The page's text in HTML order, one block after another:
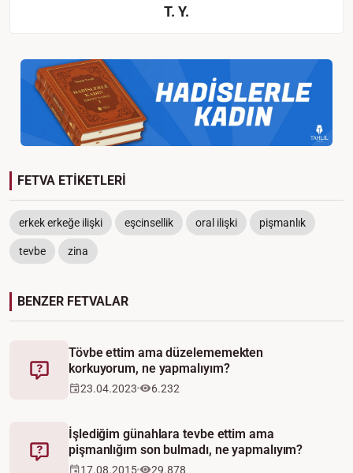
T. Y.
FETVA ETİKETLERİ
erkek erkeğe ilişki eşcinsellik oral ilişki pişmanlık
tevbe zina
BENZER FETVALAR
Fetva
Tövbe ettim ama düzelememekten
korkuyorum, ne yapmalıyım?
23.04.2023 6.232
Fetva
İşlediğim günahlara tevbe ettim ama
pişmanlığım son bulmadı, ne yapmalıyım?
17.08.2015 29.878